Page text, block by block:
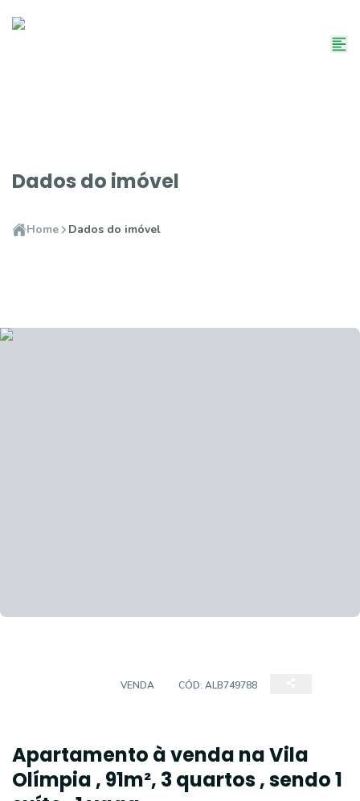
Dados do imóvel
Home Dados do imóvel
VENDA CÓD: ALB749788
Apartamento à venda na Vila
Olímpia , 91m², 3 quartos , sendo 1